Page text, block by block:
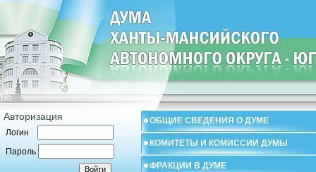
Авторизация
Логин
Пароль
ОБЩИЕ СВЕДЕНИЯ О ДУМЕ
КОМИТЕТЫ И КОМИССИИ ДУМЫ
ФРАКЦИИ В ДУМЕ